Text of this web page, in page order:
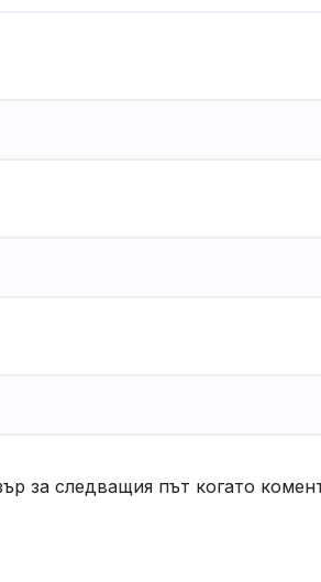
за следващия път когато